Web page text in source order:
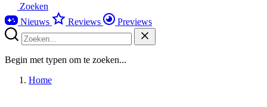
Zoeken
Nieuws
Reviews Previews
Begin met typen om te zoeken...
Home